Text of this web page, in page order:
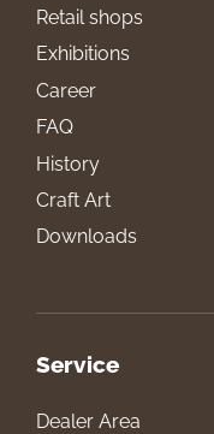
Retail shops
Exhibitions
Career
FAQ
History
Craft Art
Downloads
Service
Dealer Area